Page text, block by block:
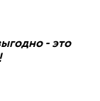
- это